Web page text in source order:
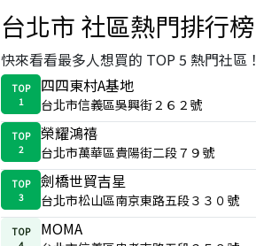
台北市 社區熱門排行榜
快來看看最多人想買的 TOP 5 熱門社區！
TOP
1
四四東村A基地
台北市信義區吳興街２６２號
TOP
2
榮耀鴻禧
台北市萬華區貴陽街二段７９號
TOP
3
劍橋世貿吉星
台北市松山區南京東路五段３３０號
TOP
MOMA